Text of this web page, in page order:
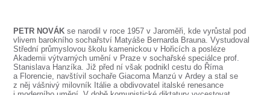
PETR NOVÁKse narodil v roce 1957 v Jaroměři, kde vyrůstal pod
vlivem barokního sochařství Matyáše Bernarda Brauna. Vystudoval
Střední průmyslovou školu kamenickou v Hořicích a posléze
Akademii výtvarných umění v Praze v sochařské speciálce prof.
Stanislava Hanzíka. Již před ní však podnikl cestu do Říma
a Florencie, navštívil sochaře Giacoma Manzú v Ardey a stal se
z něj vášnivý milovník Itálie a obdivovatel italské renesance